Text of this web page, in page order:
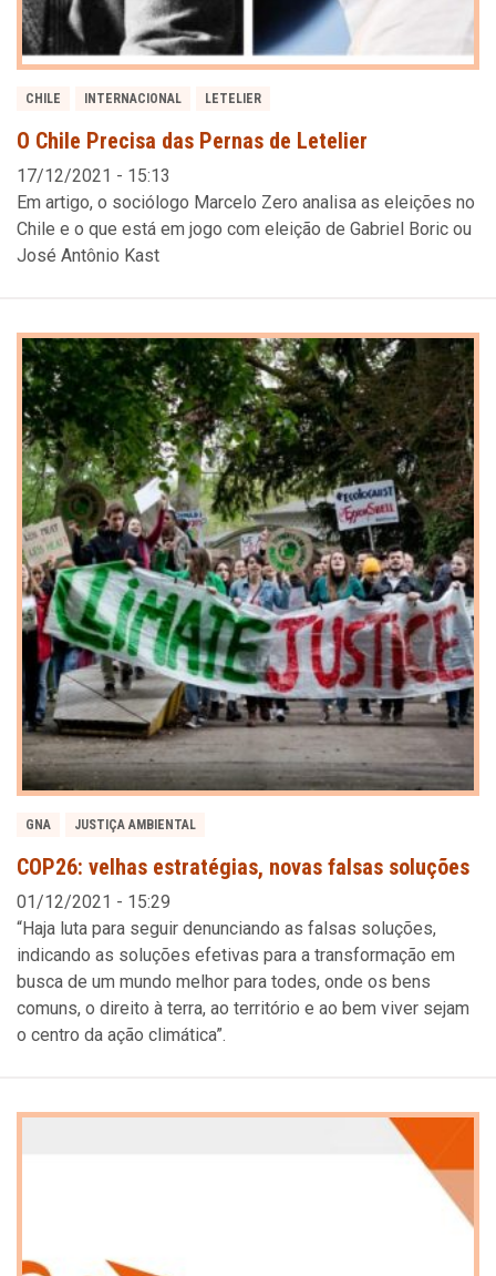
CHILE INTERNACIONAL LETELIER
O Chile Precisa das Pernas de Letelier
17/12/2021 - 15:13
Em artigo, o sociólogo Marcelo Zero analisa as eleições no
Chile e o que está em jogo com eleição de Gabriel Boric ou
José Antônio Kast
GNA JUSTIÇA AMBIENTAL
COP26: velhas estratégias, novas falsas soluções
01/12/2021 - 15:29
“Haja luta para seguir denunciando as falsas soluções,
indicando as soluções efetivas para a transformação em
busca de um mundo melhor para todes, onde os bens
comuns, o direito à terra, ao território e ao bem viver sejam
o centro da ação climática”.